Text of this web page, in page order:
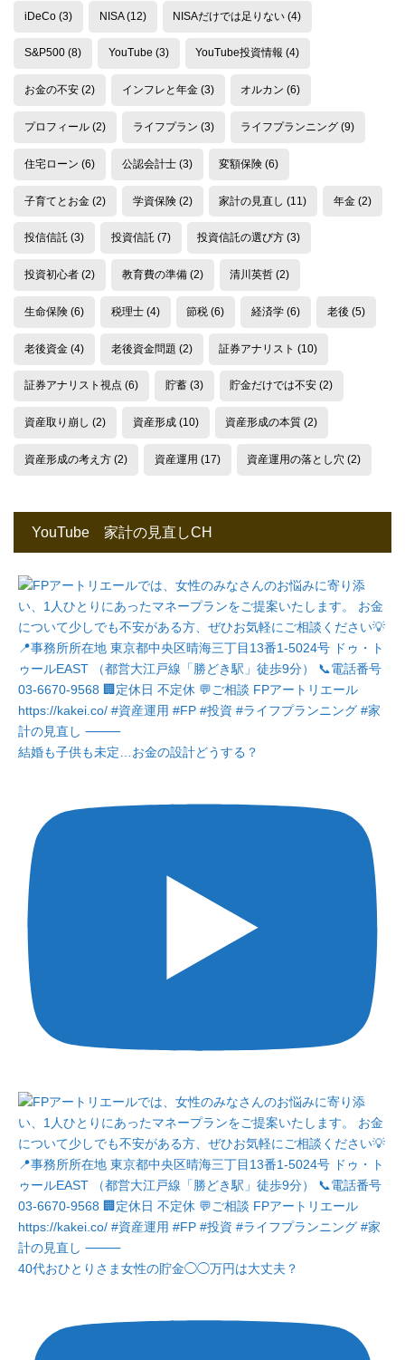
iDeCo(3) NISA(12) NISAだけでは足りない (4)
S&P500(8) YouTube (3) YouTube投資情報 (4)
お金の不安(2) インフレと年金(3) オルカン (6)
プロフィール(2) ライフプラン (3) ライフプランニング (9)
住宅ローン (6) 公認会計士(3) 変額保険 (6)
子育てとお金(2) 学資保険(2) 家計の見直し (11) 年金 (2)
投信信託(3) 投資信託(7) 投資信託の選び方 (3)
投資初心者(2) 教育費の準備(2) 清川英哲 (2)
生命保険(6) 税理士(4) 節税 (6) 経済学 (6) 老後 (5)
老後資金(4) 老後資金問題 (2) 証券アナリスト (10)
証券アナリスト視点 (6) 貯蓄(3) 貯金だけでは不安 (2)
資産取り崩し (2) 資産形成(10) 資産形成の本質 (2)
資産形成の考え方(2) 資産運用 (17) 資産運用の落とし穴 (2)
YouTube 家計の見直しCH
結婚も子供も未定…お金の設計どうする？
40代おひとりさま女性の貯金◯◯万円は大丈夫？